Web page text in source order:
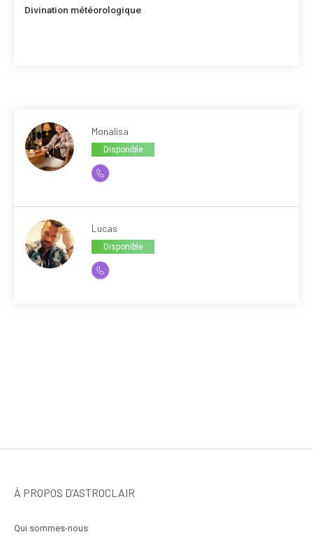
suivant
Divination météorologique
Monalisa
Disponible
Lucas
Disponible
À PROPOS D’ASTROCLAIR
Qui sommes-nous